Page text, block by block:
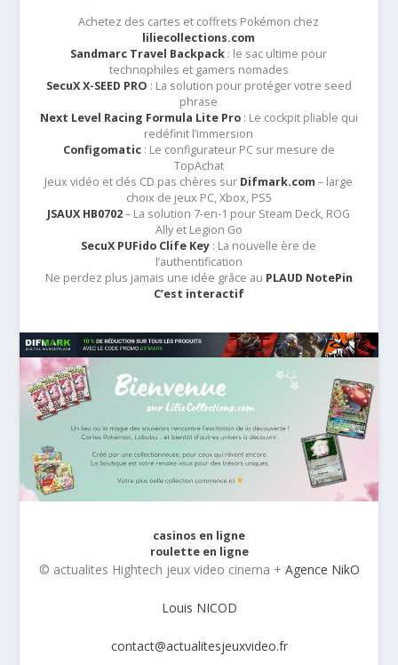
Achetez des cartes et coffrets Pokémon chez
liliecollections.com
Sandmarc Travel Backpack : le sac ultime pour
technophiles et gamers nomades
SecuX X-SEED PRO : La solution pour protéger votre seed
phrase
Next Level Racing Formula Lite Pro: Le cockpit pliable qui
redéfinit l’immersion
Configomatic: Le configurateur PC sur mesure de
TopAchat
Jeux vidéo et clés CD pas chères sur Difmark.com – large
choix de jeux PC, Xbox, PS5
JSAUX HB0702– La solution 7-en-1 pour Steam Deck, ROG
Ally et Legion Go
SecuX PUFido Clife Key : La nouvelle ère de
l’authentification
Ne perdez plus jamais une idée grâce au PLAUD NotePin
C’est interactif
casinos en ligne
roulette en ligne
© actualites Hightech jeux video cinema + Agence NikO
Louis NICOD
contact@actualitesjeuxvideo.fr